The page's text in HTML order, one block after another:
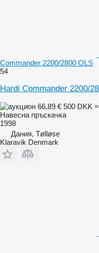
Commander 2200/2800 OLS
54
Hardi Commander 2200/
66,89 € 500 DKK
Навесна пръскачка
1998
Дания, Tølløse
Klaravik Denmark